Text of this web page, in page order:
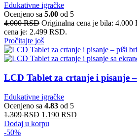
Edukativne igračke
Ocenjeno sa 5.00 od 5
4.000RSD Originalna cena je bila: 4.000
cena je: 2.499 RSD.
Pročitajte još
LCD Tablet za crtanje i pisanje
Edukativne igračke
Ocenjeno sa 4.83 od 5
1.309RSD 1.190 RSD
Dodaj u korpu
-50%